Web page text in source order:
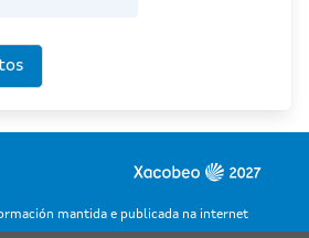
mantida e publicada na internet